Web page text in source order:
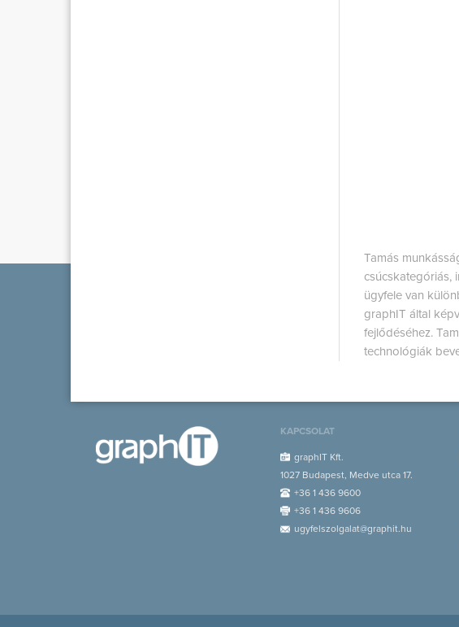
Tamás
csúcskategóriás,
ügyfele van
graphIT által
fejlődéséhez.
technológiák
KAPCSOLAT
graphIT Kft.
1027 Budapest, Medve utca 17.
+36 1 436 9600
+36 1 436 9606
ugyfelszolgalat@graphit.hu